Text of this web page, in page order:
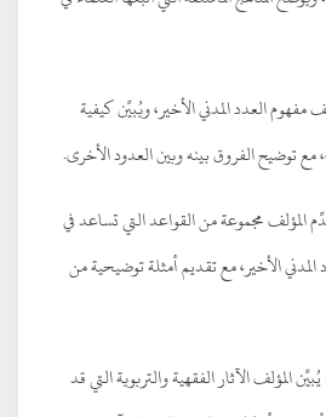
مفهوم العدد المدني الأخير، ويُبيِّن كيفية
توضيح الفروق بينه وبين العدود الأخرى.
المؤلف مجموعة من القواعد التي تساعد في
الأخير، مع تقديم أمثلة توضيحية من
المؤلف الآثار الفقهية والتربوية التي قد